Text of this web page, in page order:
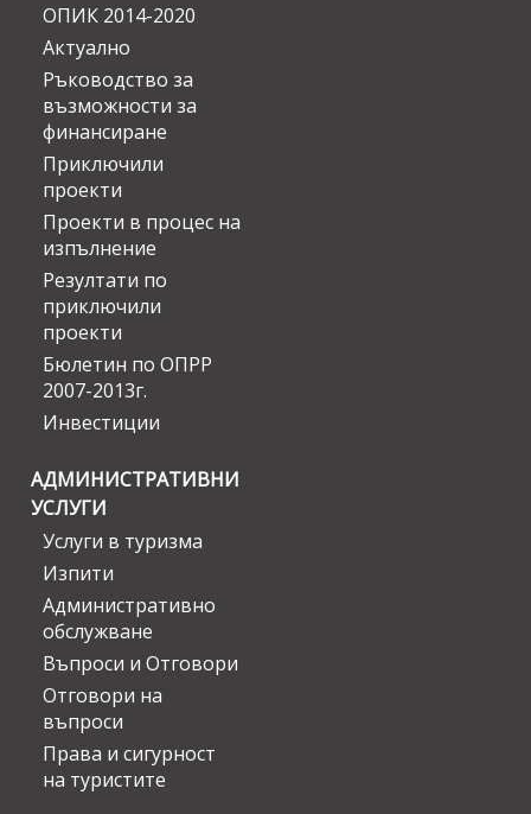
ОПИК 2014-2020
Актуално
Ръководство за
възможности за
финансиране
Приключили
проекти
Проекти в процес на
изпълнение
Резултати по
приключили
проекти
Бюлетин по ОПРР
2007-2013г.
Инвестиции
АДМИНИСТРАТИВНИ
УСЛУГИ
Услуги в туризма
Изпити
Административно
обслужване
Въпроси и Отговори
Отговори на
въпроси
Права и сигурност
на туристите